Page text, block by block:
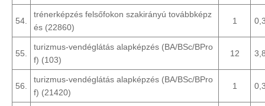
54.
trénerképzés felsőfokon szakirányú továbbképz
és (22860)
1
55.
turizmus-vendéglátás alapképzés (BA/BSc/BPro
f) (103)
12
56.
turizmus-vendéglátás alapképzés (BA/BSc/BPro
f) (21420)
1